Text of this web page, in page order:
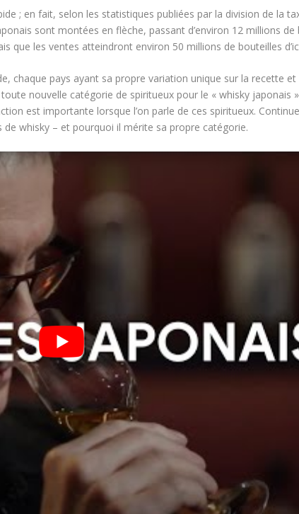
; en fait, selon les statistiques publiées par la division de la
sont montées en flèche, passant d’environ 12 millions de
que les ventes atteindront environ 50 millions de bouteilles
chaque pays ayant sa propre variation unique sur la recette
nouvelle catégorie de spiritueux pour le « whisky japonais »
est importante lorsque l’on parle de ces spiritueux.
whisky – et pourquoi il mérite sa propre catégorie.